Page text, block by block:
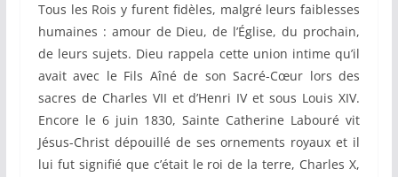
Tous les Rois y furent fidèles, malgré leurs faiblesses
humaines : amour de Dieu, de l’Église, du prochain,
de leurs sujets. Dieu rappela cette union intime qu’il
avait avec le Fils Aîné de son Sacré-Cœur lors des
sacres de Charles VII et d’Henri IV et sous Louis XIV.
Encore le 6 juin 1830, Sainte Catherine Labouré vit
Jésus-Christ dépouillé de ses ornements royaux et il
lui fut signifié que c’était le roi de la terre, Charles X,